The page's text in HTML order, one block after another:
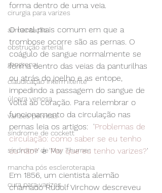
cirurgia para varizes
alimentação
obstrução arterial
gangrena
claudicação intermitente
úlcera venosa
varizes pélvicas
síndrome de cockett
síndrome de May Thurner
mancha pós escleroterapia
cura para varizes
forma dentro de uma veia.
O local mais comum em que a
trombose ocorre são as pernas. O
coágulo de sangue normalmente se
forma dentro das veias da panturilhas
ou atrás do joelho e as entope,
impedindo a passagem do sangue de
volta ao coração. Para relembrar o
funcionamento da circulação nas
pernas leia os artigos: 'Problemas de
circulação: como saber se eu tenho
ou não?' e 'Por que eu tenho varizes?'
Em 1856, um cientista alemão
chamado Rudolf Virchow descreveu